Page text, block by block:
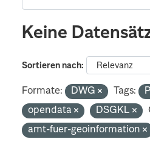
Keine
Sortieren nach
Formate: DWG Tags:
opendata
DSGKL
amt-fuer-geoinformation